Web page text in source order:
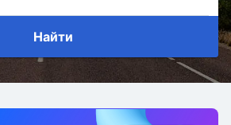
Найти